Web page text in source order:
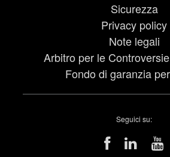
Sicurezza
Privacy policy
Note legali
Arbitro per le
Fondo di garanzia
Seguici su: